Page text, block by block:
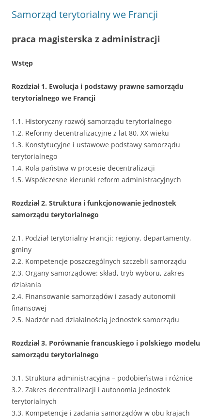
Samorząd terytorialny we Francji
praca magisterska z administracji
Wstęp
Rozdział 1. Ewolucja i podstawy prawne samorządu
terytorialnego we Francji
1.1. Historyczny rozwój samorządu terytorialnego
1.2. Reformy decentralizacyjne z lat 80. XX wieku
1.3. Konstytucyjne i ustawowe podstawy samorządu
terytorialnego
1.4. Rola państwa w procesie decentralizacji
1.5. Współczesne kierunki reform administracyjnych
Rozdział 2. Struktura i funkcjonowanie jednostek
samorządu terytorialnego
2.1. Podział terytorialny Francji: regiony, departamenty,
gminy
2.2. Kompetencje poszczególnych szczebli samorządu
2.3. Organy samorządowe: skład, tryb wyboru, zakres
działania
2.4. Finansowanie samorządów i zasady autonomii
finansowej
2.5. Nadzór nad działalnością jednostek samorządu
Rozdział 3. Porównanie francuskiego i polskiego modelu
samorządu terytorialnego
3.1. Struktura administracyjna – podobieństwa i różnice
3.2. Zakres decentralizacji i autonomia jednostek
terytorialnych
3.3. Kompetencje i zadania samorządów w obu krajach